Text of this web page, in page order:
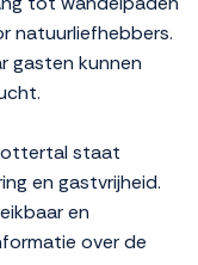
natuurliefhebbers.
gasten kunnen
staat
en gastvrijheid.
en
over de